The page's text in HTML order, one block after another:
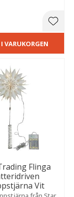
VARUKORGEN
Flinga
Vit